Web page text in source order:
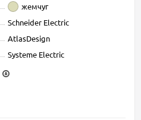
жемчуг
Schneider Electric
AtlasDesign
Systeme Electric